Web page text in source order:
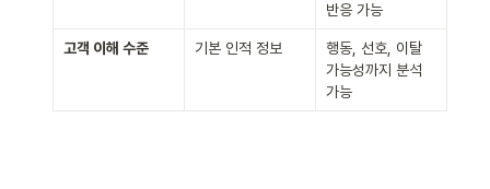
반응 가능
고객 이해 수준 기본 인적 정보
행동, 선호, 이탈
가능성까지 분석
가능